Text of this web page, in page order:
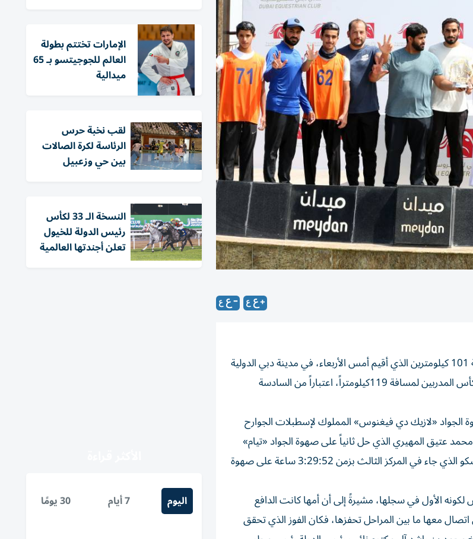
توجت الفارسة شما عبد العزيز الطواش بطلة لسباق كأس حتا للقدرة لمسافة 101 كيلومترين الذي أقيم أمس الأربعاء، في مدينة دبي الدولية
للقدرة، والتي تختتم برنامج مسابقاتها لموسم 2023-2024 اليوم باحتضان كأس المدربين لمسافة 119كيلومتراً، اعتباراً من السادسة
الجواد «لازيك دي فيغنوس» المملوك لإسطبلات الجوارح
على الفارس راشد محمد عتيق المهيري الذي حل ثانياً على صهوة الجواد «تيام»
لإسطبلات «تي ان تي»، وسجل 3:29:47 ساعة، والفارس فيدريكو فرانسيسكو الذي جاء في المركز الثالث بزمن 3:29:52 ساعة على صهوة
لكونه الأول في سجلها، مشيرةً إلى أن أمها كانت الدافع
معها ما بين المراحل تحفزها، فكان الفوز الذي تحقق
الإمارات تختتم بطولة
العالم للجوجيتسو بـ 65
ميدالية
لقب نخبة حرس
الرئاسة لكرة الصالات
بين حي وزعبيل
النسخة الـ 33 لكأس
رئيس الدولة للخيول
تعلن أجندتها العالمية
اليوم 7 أيام 30 يومًا